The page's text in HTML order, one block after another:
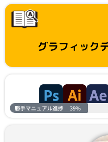
グラフィック
勝手マニュアル進捗 39%